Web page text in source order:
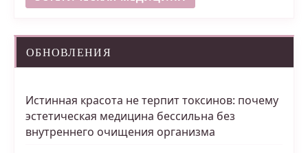
ОБНОВЛЕНИЯ
Истинная красота не терпит токсинов: почему
эстетическая медицина бессильна без
внутреннего очищения организма